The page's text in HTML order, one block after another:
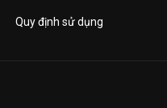
Quy định sử dụng